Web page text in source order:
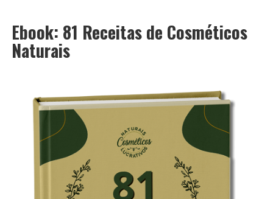
Ebook: 81 Receitas de Cosméticos
Naturais